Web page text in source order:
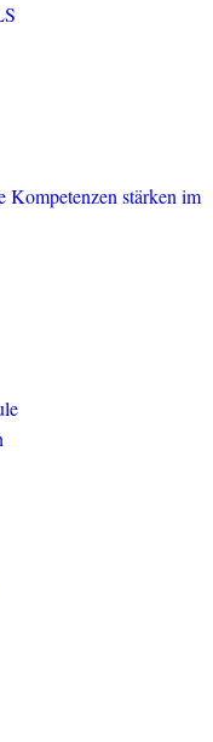
Kompetenzen stärken im